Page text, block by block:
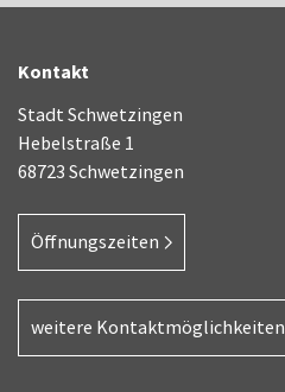
Kontakt
Stadt Schwetzingen
Hebelstraße 1
68723 Schwetzingen
Öffnungszeiten
weitere Kontaktmöglichkeiten